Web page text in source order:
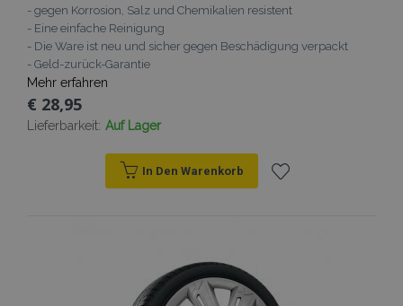
- gegen Korrosion, Salz und Chemikalien resistent
- Eine einfache Reinigung
- Die Ware ist neu und sicher gegen Beschädigung verpackt
- Geld-zurück-Garantie
Mehr erfahren
€ 28,95
Lieferbarkeit: Auf Lager
In Den Warenkorb